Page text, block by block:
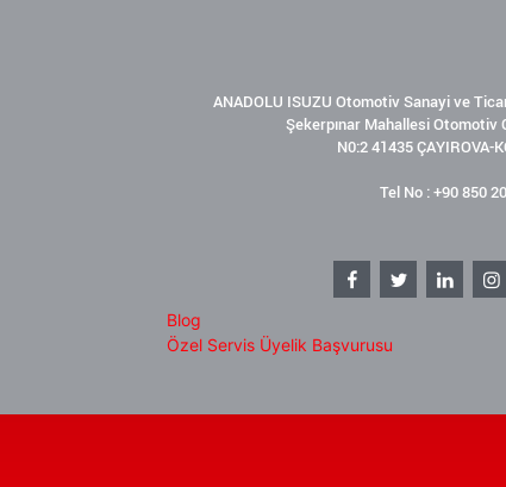
ANADOLU ISUZU Otomotiv Sanayi ve
Şekerpınar Mahallesi Otomotiv
N0:2 41435 ÇAYIROVA-
Tel No : +90 850
Blog
Özel Servis Üyelik Başvurusu